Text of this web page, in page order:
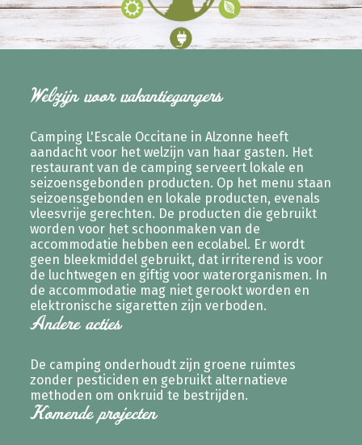
Welzijn voor vakantiegangers
Camping L'Escale Occitane in Alzonne heeft
aandacht voor het welzijn van haar gasten. Het
restaurant van de camping serveert lokale en
seizoensgebonden producten. Op het menu staan
seizoensgebonden en lokale producten, evenals
vleesvrije gerechten. De producten die gebruikt
worden voor het schoonmaken van de
accommodatie hebben een ecolabel. Er wordt
geen bleekmiddel gebruikt, dat irriterend is voor
de luchtwegen en giftig voor waterorganismen. In
de accommodatie mag niet gerookt worden en
elektronische sigaretten zijn verboden.
Andere acties
De camping onderhoudt zijn groene ruimtes
zonder pesticiden en gebruikt alternatieve
methoden om onkruid te bestrijden.
Komende projecten